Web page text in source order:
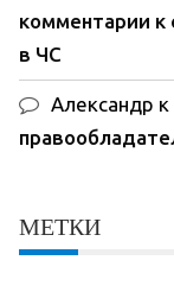
комментарии к
в ЧС
Александр к
МЕТКИ